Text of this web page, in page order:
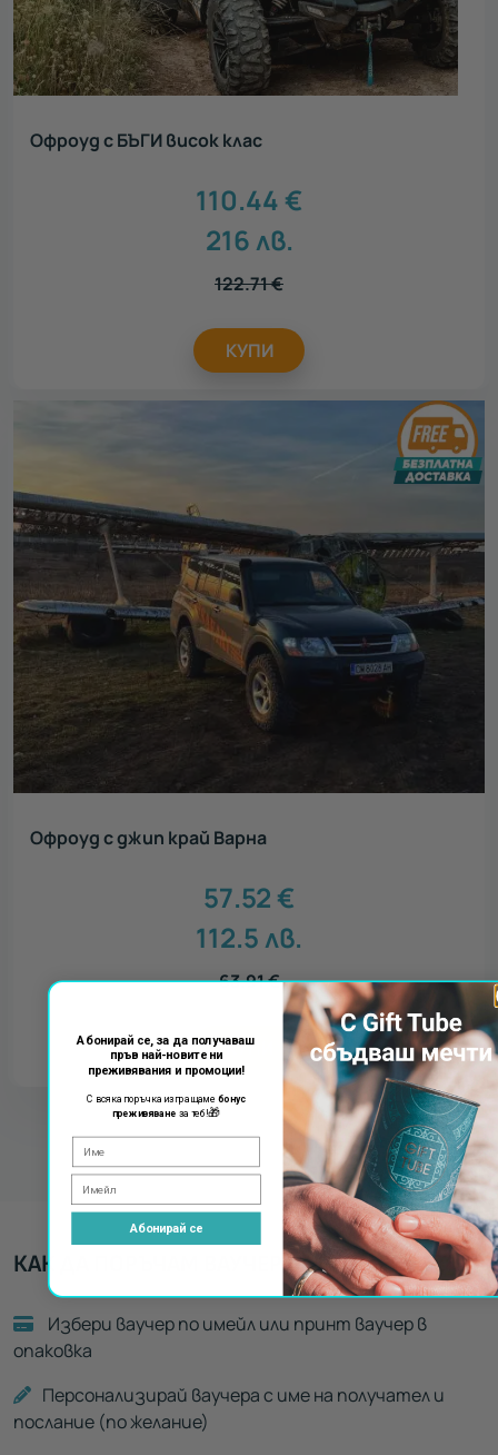
Офроуд с БЪГИ висок клас
110.44€
216лв.
122.71€
КУПИ
Офроуд с джип край Варна
57.52€
112.5лв.
63.91€
КУПИ
КАК ДА ПОРЪЧАМ ВАУЧЕР ЗА ПОДАРЪК?
Избери ваучер по имейл или принт ваучер в
опаковка
Персонализирай ваучера с име на получател и
послание (по желание)
Абонирай се, за да получаваш
пръв най-новите ни
преживявания и промоции!
С всяка поръчка изпращаме бонус
преживяване за теб!🎁
Абонирай се